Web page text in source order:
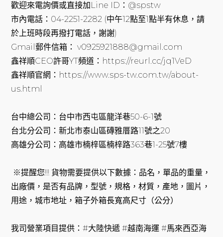
歡迎來電詢價或直接加Line ID：@spstw
市內電話：04-2251-2282 (中午12點至1點半有休息，請
於上班時段再撥打電話，謝謝)
Gmail郵件信箱： v0925921888@gmail.com
鑫祥順CEO許哥YT頻道：https://reurl.cc/jq1VeD
鑫祥順官網：https://www.sps-tw.com.tw/about-
us.html
台中總公司：台中市西屯區龍洋巷50-6-1號
台北分公司：新北市泰山區磚雅厝路11號之20
高雄分公司：高雄市楠梓區楠梓路363巷1-25號7樓
※提醒您!!! 貨物需要提供以下數據：品名，單品的重量，
出廠價，是否有品牌，型號，規格，材質，產地，圖片，
用途，城市地址，箱子外箱長寬高尺寸（公分）
我司營業項目提供：#大陸快遞 #越南海運 #馬來西亞海